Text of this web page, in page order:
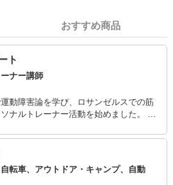
おすすめ商品
ト
ナー講師
動障害論を学び、ロサンゼルスでの筋
ナルトレーナー活動を始めました。 ロ
ーソナルトレーニングマッチングサイ
マイトレーナーズ)」の2018年度人気
は、フィットネストレ
台」提供するために、トレーナースク
転車、アウトドア・キャンプ、自動